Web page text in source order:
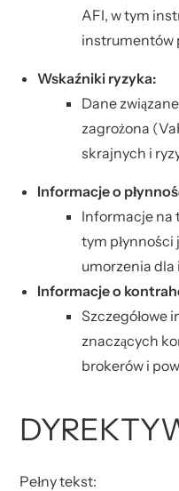
AFI, w tym
instrumentów
Wskaźniki ryzyka:
Dane
zagrożona
skrajnych i
Informacje o
Informacje na
tym
umorzenia dla
Informacje o
Szczegółowe
znaczących
brokerów i
Pełny tekst: